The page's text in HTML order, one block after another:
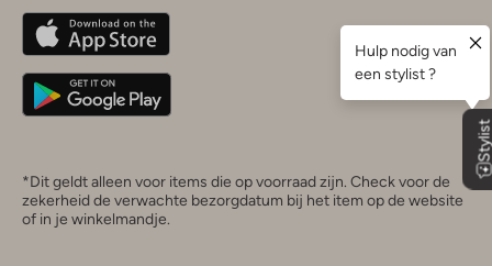
Belgique(Français)
Deutschland
*Dit geldt alleen voor items die op voorraad zijn. Check voor de
zekerheid de verwachte bezorgdatum bij het item op de website
of in je winkelmandje.